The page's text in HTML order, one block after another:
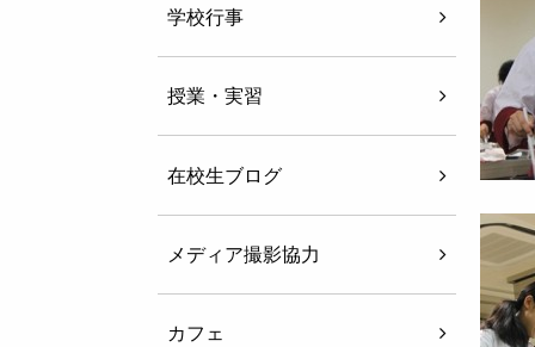
学校行事
授業・実習
在校生ブログ
メディア撮影協力
カフェ